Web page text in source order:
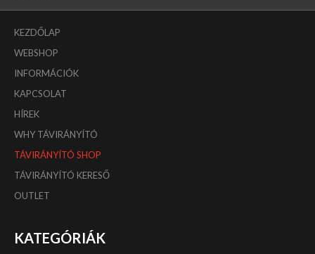
KEZDŐLAP
WEBSHOP
INFORMÁCIÓK
KAPCSOLAT
HÍREK
WHY TÁVIRÁNYÍTÓ
TÁVIRÁNYÍTÓ SHOP
TÁVIRÁNYÍTÓ KERESŐ
OUTLET
KATEGÓRIÁK